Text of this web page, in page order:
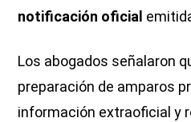
notificación oficial
Los abogados señalaron
preparación de amparos
información extraoficial y